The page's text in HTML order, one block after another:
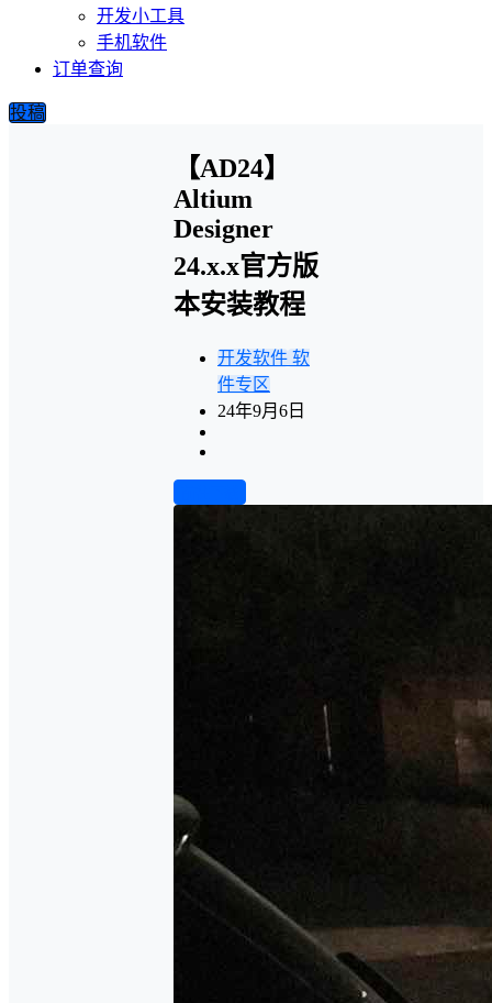
开发小工具
手机软件
订单查询
投稿
【AD24】
Altium
Designer
24.x.x官方版
本安装教程
开发软件 软
件专区
24年9月6日